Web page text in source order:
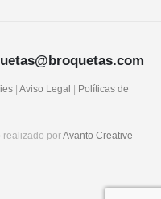
Aviso Legal
Políticas de
realizado porAvanto Creative